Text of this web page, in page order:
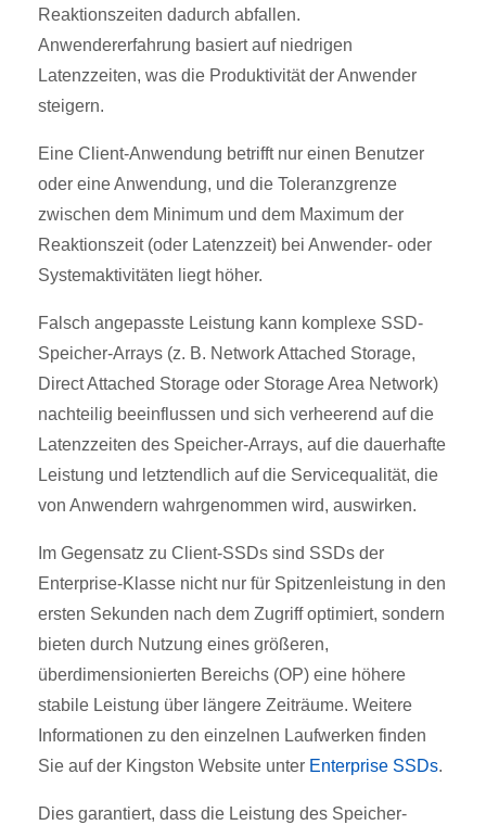
Reaktionszeiten dadurch abfallen.
Anwendererfahrung basiert auf niedrigen
Latenzzeiten, was die Produktivität der Anwender
steigern.
Eine Client-Anwendung betrifft nur einen Benutzer
oder eine Anwendung, und die Toleranzgrenze
zwischen dem Minimum und dem Maximum der
Reaktionszeit (oder Latenzzeit) bei Anwender- oder
Systemaktivitäten liegt höher.
Falsch angepasste Leistung kann komplexe SSD-
Speicher-Arrays (z. B. Network Attached Storage,
Direct Attached Storage oder Storage Area Network)
nachteilig beeinflussen und sich verheerend auf die
Latenzzeiten des Speicher-Arrays, auf die dauerhafte
Leistung und letztendlich auf die Servicequalität, die
von Anwendern wahrgenommen wird, auswirken.
Im Gegensatz zu Client-SSDs sind SSDs der
Enterprise-Klasse nicht nur für Spitzenleistung in den
ersten Sekunden nach dem Zugriff optimiert, sondern
bieten durch Nutzung eines größeren,
überdimensionierten Bereichs (OP) eine höhere
stabile Leistung über längere Zeiträume. Weitere
Informationen zu den einzelnen Laufwerken finden
Sie auf der Kingston Website unter Enterprise SSDs.
Dies garantiert, dass die Leistung des Speicher-